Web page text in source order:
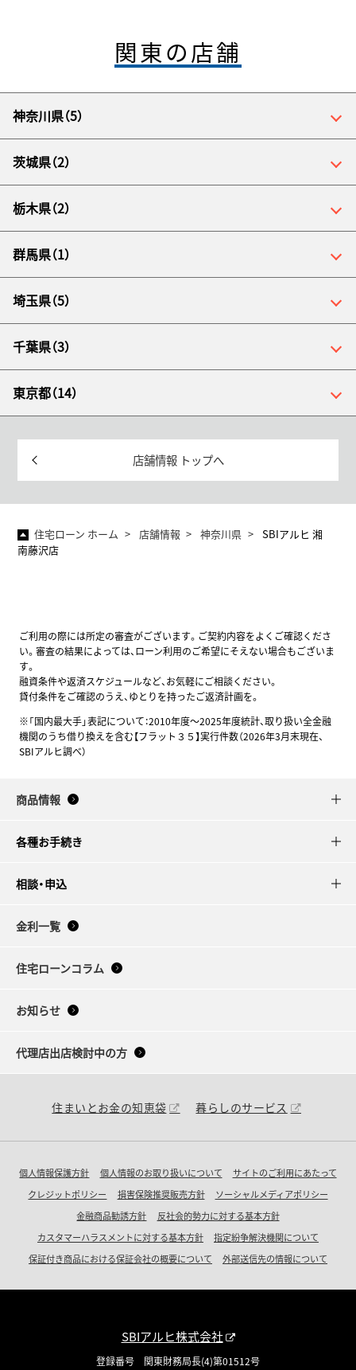
関東の店舗
神奈川県（5）
茨城県（2）
栃木県（2）
群馬県（1）
埼玉県（5）
千葉県（3）
東京都（14）
店舗情報 トップへ
住宅ローン ホーム 店舗情報 神奈川県
SBIアルヒ 湘
南藤沢店
ご利用の際には所定の審査がございます。ご契約内容をよくご確認くださ
い。審査の結果によっては、ローン利用のご希望にそえない場合もございま
す。
融資条件や返済スケジュールなど、お気軽にご相談ください。
貸付条件をご確認のうえ、ゆとりを持ったご返済計画を。
※「国内最大手」表記について：2010年度～2025年度統計、取り扱い全金融
機関のうち借り換えを含む【フラット３５】実行件数（2026年3月末現在、
SBIアルヒ調べ）
商品情報
各種お手続き
相談・申込
金利一覧
住宅ローンコラム
お知らせ
代理店出店検討中の方
住まいとお金の知恵袋 暮らしのサービス
個人情報保護方針 個人情報のお取り扱いについて
サイトのご利用にあたって
クレジットポリシー
損害保険推奨販売方針
ソーシャルメディアポリシー
金融商品勧誘方針
反社会的勢力に対する基本方針
カスタマーハラスメントに対する基本方針
指定紛争解決機関について
保証付き商品における保証会社の概要について
外部送信先の情報について
SBIアルヒ株式会社
登録番号 関東財務局長(4)第01512号